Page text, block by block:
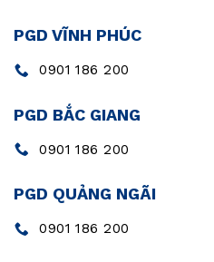
PGD VĨNH PHÚC
0901 186 200
PGD BẮC GIANG
0901 186 200
PGD QUẢNG NGÃI
0901 186 200